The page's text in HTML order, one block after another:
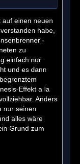
auf einen neuen
habe,
zu
einfach nur
und es dann
Effekt a la
Anders
nur seinen
alles wäre
Grund zum